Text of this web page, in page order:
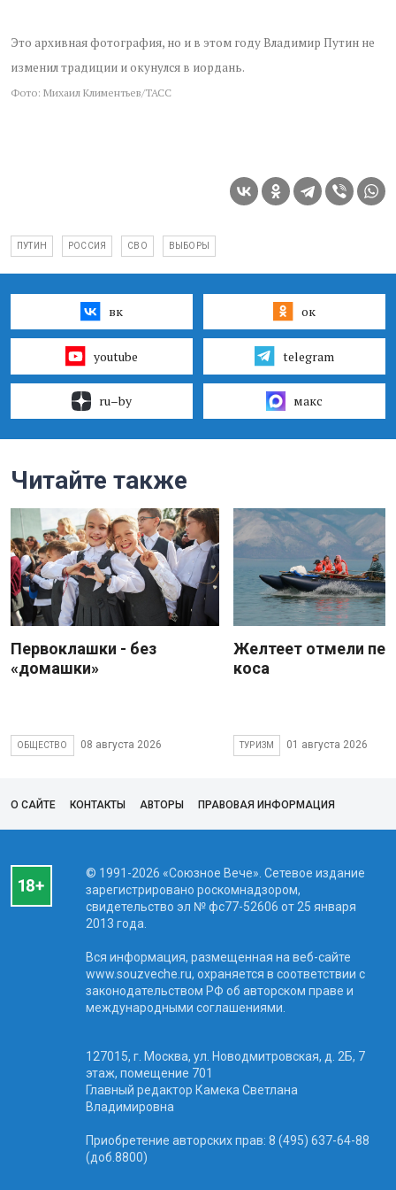
Это архивная фотография, но и в этом году Владимир Путин не
изменил традиции и окунулся в иордань.
Фото: Михаил Климентьев/ТАСС
ПУТИН РОССИЯ СВО ВЫБОРЫ
вк ок
youtube telegram
ru–by макс
Читайте также
Первоклашки - без
«домашки»
ОБЩЕСТВО 08 августа 2026
Желтеет отмели
коса
ТУРИЗМ 01 августа 2026
О САЙТЕ КОНТАКТЫ АВТОРЫ ПРАВОВАЯ ИНФОРМАЦИЯ
© 1991-2026 «Союзное Вече». Сетевое издание
зарегистрировано роскомнадзором,
свидетельство эл № фc77-52606 от 25 января
2013 года.
Вся информация, размещенная на веб-сайте
www.souzveche.ru, охраняется в соответствии с
законодательством РФ об авторском праве и
международными соглашениями.
127015, г. Москва, ул. Новодмитровская, д. 2Б, 7
этаж, помещение 701
Главный редактор Камека Светлана
Владимировна
Приобретение авторских прав: 8 (495) 637-64-88
(доб.8800)